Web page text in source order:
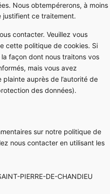
Nous obtempérerons, à moins
justifient ce traitement.
contacter. Veuillez vous
cette politique de cookies. Si
façon dont nous traitons vos
mais vous avez
auprès de l’autorité de
des données).
sur notre politique de
nous contacter en utilisant les
PIERRE-DE-CHANDIEU